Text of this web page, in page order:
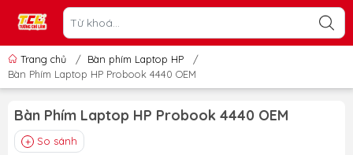
Trang chủ / Bàn phím Laptop HP
/
Bàn Phím Laptop HP Probook 4440 OEM
Bàn Phím Laptop HP Probook 4440 OEM
So sánh